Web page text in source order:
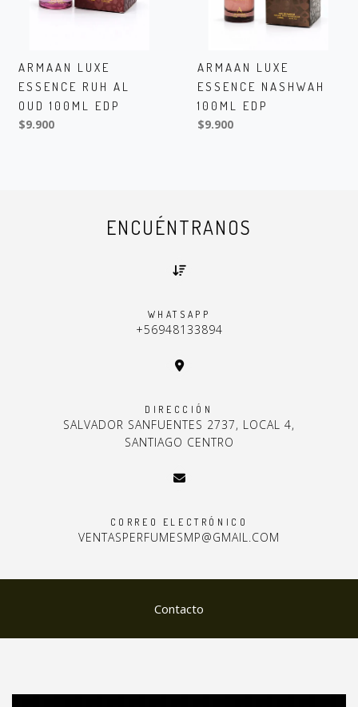
ARMAAN LUXE
ESSENCE RUH AL
OUD 100ML EDP
$9.900
ARMAAN LUXE
ESSENCE NASHWAH
100ML EDP
$9.900
ENCUÉNTRANOS
WHATSAPP
+56948133894
DIRECCIÓN
SALVADOR SANFUENTES 2737, LOCAL 4,
SANTIAGO CENTRO
CORREO ELECTRÓNICO
VENTASPERFUMESMP@GMAIL.COM
Contacto